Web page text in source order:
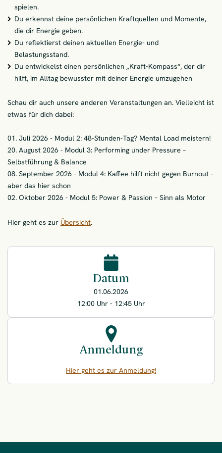
spielen.
Du erkennst deine persönlichen Kraftquellen und Momente,
die dir Energie geben.
Du reflektierst deinen aktuellen Energie- und
Belastungsstand.
Du entwickelst einen persönlichen „Kraft-Kompass“, der dir
hilft, im Alltag bewusster mit deiner Energie umzugehen
Schau dir auch unsere anderen Veranstaltungen an. Vielleicht ist
etwas für dich dabei:
01. Juli 2026 - Modul 2: 48-Stunden-Tag? Mental Load meistern!
20. August 2026 - Modul 3: Performing under Pressure –
Selbstführung & Balance
08. September 2026 - Modul 4: Kaffee hilft nicht gegen Burnout –
aber das hier schon
02. Oktober 2026 - Modul 5: Power & Passion – Sinn als Motor
Hier geht es zur Übersicht.
Datum
01.06.2026
12:00 Uhr - 12:45 Uhr
Anmeldung
Hier geht es zur Anmeldung!